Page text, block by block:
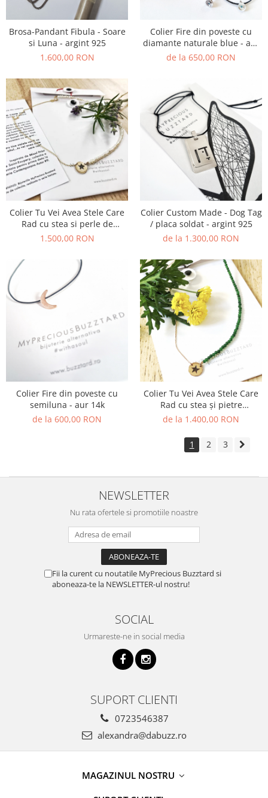
Brosa-Pandant Fibula - Soare
si Luna - argint 925
1.600,00 RON
Colier Fire din poveste cu
diamante naturale blue - aur
14k
de la 650,00 RON
Colier Tu Vei Avea Stele Care
Rad cu stea si perle de
cultura - aur 14k
1.500,00 RON
Colier Custom Made - Dog Tag
/ placa soldat - argint 925
de la 1.300,00 RON
Colier Fire din poveste cu
semiluna - aur 14k
de la 600,00 RON
Colier Tu Vei Avea Stele Care
Rad cu stea și pietre
semipretioase - aur 14k
de la 1.400,00 RON
1 2 3
NEWSLETTER
Nu rata ofertele si promotiile noastre
Fii la curent cu noutatile MyPrecious Buzztard si
aboneaza-te la NEWSLETTER-ul nostru!
SOCIAL
Urmareste-ne in social media
SUPORT CLIENTI
0723546387
alexandra@dabuzz.ro
MAGAZINUL NOSTRU